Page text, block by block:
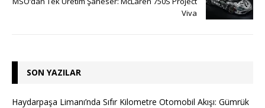
Viva
SON YAZILAR
Haydarpaşa Limanı’nda Sıfır Kilometre Otomobil Akışı: Gümrük